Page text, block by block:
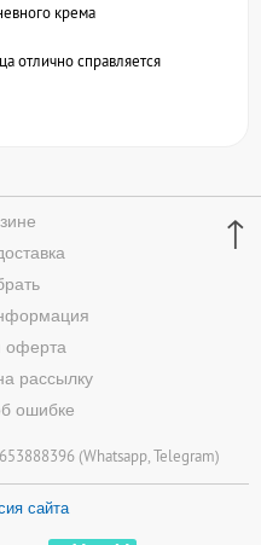
крема
отлично справляется
↑
оферта
рассылку
ошибке
(Whatsapp , Telegram)
сайта